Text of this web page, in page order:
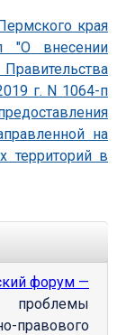
края
внесении
г. N 1064-п
на
территорий в
форум —
правового